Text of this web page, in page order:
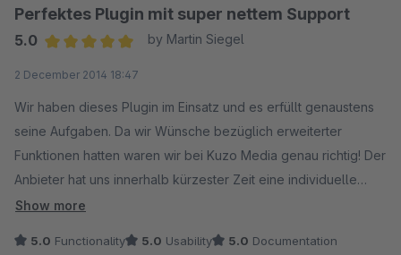
{if $downloadDetails.count == 1}
{if $details.serials}
Seriennummer: {$details.serials}
{/if}
{/foreach}
{/if}
Perfektes Plugin mit super nettem Support
5.0
by Martin Siegel
2 December 2014 18:47
Wir haben dieses Plugin im Einsatz und es erfüllt genaustens
seine Aufgaben. Da wir Wünsche bezüglich erweiterter
Funktionen hatten waren wir bei Kuzo Media genau richtig! Der
Anbieter hat uns innerhalb kürzester Zeit eine individuelle
Lösung angeboten und umgesetzt. Der ganze Ablauf war
Show more
5.0 Functionality 5.0 Usability 5.0 Documentation